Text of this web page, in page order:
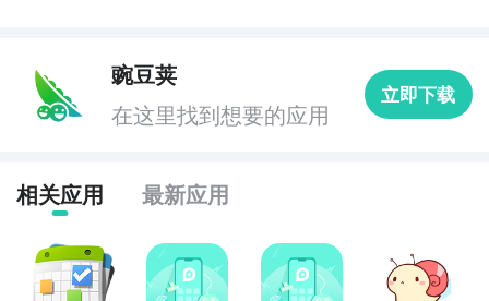
豌豆荚
在这里找到想要的应用
立即下载
相关应用 最新应用